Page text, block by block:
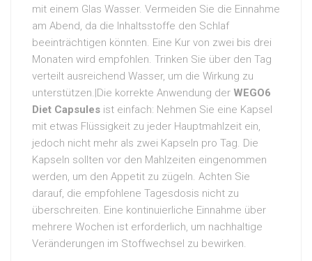
mit einem Glas Wasser. Vermeiden Sie die Einnahme
am Abend, da die Inhaltsstoffe den Schlaf
beeinträchtigen könnten. Eine Kur von zwei bis drei
Monaten wird empfohlen. Trinken Sie über den Tag
verteilt ausreichend Wasser, um die Wirkung zu
unterstützen.|Die korrekte Anwendung der WEGO6
Diet Capsules ist einfach: Nehmen Sie eine Kapsel
mit etwas Flüssigkeit zu jeder Hauptmahlzeit ein,
jedoch nicht mehr als zwei Kapseln pro Tag. Die
Kapseln sollten vor den Mahlzeiten eingenommen
werden, um den Appetit zu zügeln. Achten Sie
darauf, die empfohlene Tagesdosis nicht zu
überschreiten. Eine kontinuierliche Einnahme über
mehrere Wochen ist erforderlich, um nachhaltige
Veränderungen im Stoffwechsel zu bewirken.